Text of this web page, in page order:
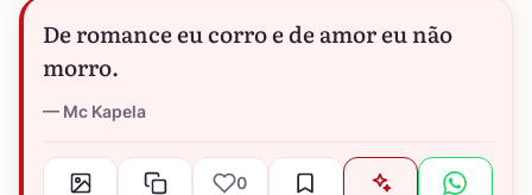
De romance eu corro e de amor eu não
morro.
Mc Kapela
0